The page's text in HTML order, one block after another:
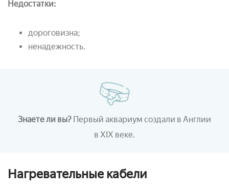
Недостатки:
дороговизна;
ненадежность.
Знаете ли вы? Первый аквариум создали в Англии
в XIX веке.
Нагревательные кабели